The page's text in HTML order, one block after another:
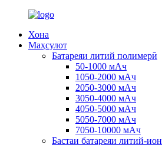
Хона
Маҳсулот
Батареяи литий полимерӣ
50-1000 мАч
1050-2000 мАч
2050-3000 мАч
3050-4000 мАч
4050-5000 мАч
5050-7000 мАч
7050-10000 мАч
Бастаи батареяи литий-ион